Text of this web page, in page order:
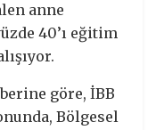
anne
40’ı eğitim
göre, İBB
Bölgesel